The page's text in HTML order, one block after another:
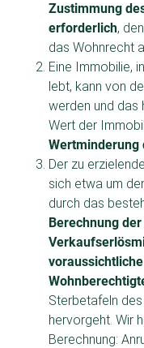
Zustimmung
erforderlich,
das Wohnrecht
Eine Immobilie,
lebt, kann von
werden und das
Wert der
Wertminderung
Der zu
sich etwa um
durch das
Berechnung
Sterbetafeln
hervorgeht. Wir
Berechnung: